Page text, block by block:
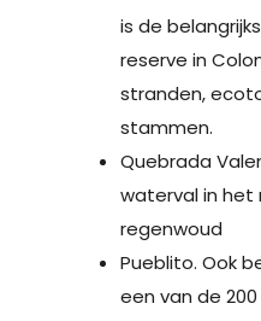
is de
reserve in
stranden,
stammen.
Quebrada
waterval in het
regenwoud
Pueblito. Ook
een van de